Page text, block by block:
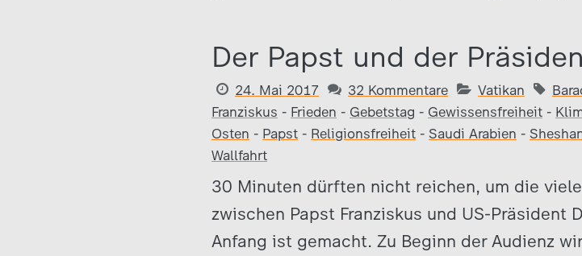
Der Papst und der
24. Mai 2017 32 Kommentare Vatikan
Franziskus - Frieden - Gebetstag - Gewissensfreiheit -
Osten - Papst - Religionsfreiheit - Saudi Arabien -
Wallfahrt
30 Minuten dürften nicht reichen, um die
zwischen Papst Franziskus und US-Präsident
Anfang ist gemacht. Zu Beginn der Audienz